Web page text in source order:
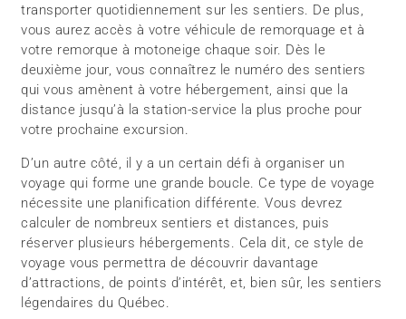
transporter quotidiennement sur les sentiers. De plus,
vous aurez accès à votre véhicule de remorquage et à
votre remorque à motoneige chaque soir. Dès le
deuxième jour, vous connaîtrez le numéro des sentiers
qui vous amènent à votre hébergement, ainsi que la
distance jusqu’à la station-service la plus proche pour
votre prochaine excursion.
D’un autre côté, il y a un certain défi à organiser un
voyage qui forme une grande boucle. Ce type de voyage
nécessite une planification différente. Vous devrez
calculer de nombreux sentiers et distances, puis
réserver plusieurs hébergements. Cela dit, ce style de
voyage vous permettra de découvrir davantage
d’attractions, de points d’intérêt, et, bien sûr, les sentiers
légendaires du Québec.